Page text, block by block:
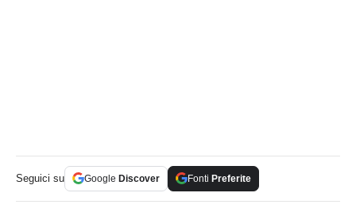
Seguici su Google Discover Fonti Preferite